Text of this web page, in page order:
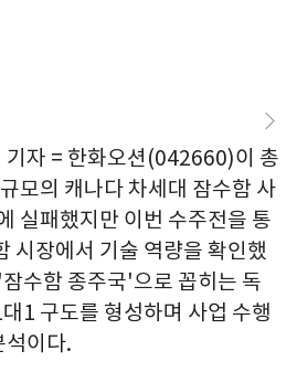
기자 = 한화오션(042660)이 총
모의 캐나다 차세대 잠수함 사
실패했지만 이번 수주전을 통
시장에서 기술 역량을 확인했
수함 종주국'으로 꼽히는 독
1 구도를 형성하며 사업 수행
석이다.